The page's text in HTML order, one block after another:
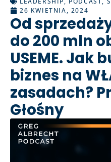
26 KWIETNIA, 2024
Od
do 200 mln
USEME. Jak
biznes na
zasadach?
Głośny